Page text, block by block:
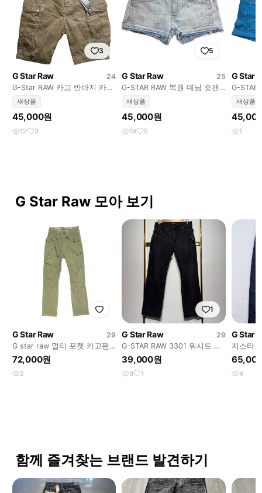
3
G Star Raw
24
G-Star RAW 카고 반바지 카키
색(24)
새상품
45,000원
12 3
5
G Star Raw
25
G-STAR RAW 복원 데님 숏팬
츠 연청(25)
새상품
45,000원
19 5
G Star
G-STAR
스판
새상품
1
G Star Raw 모아 보기
G Star Raw
29
G star raw 멀티 포켓 카고팬
츠
72,000원
2
1
G Star Raw
29
G-STAR RAW 3301 워시드 블
랙 워크 데님 W29/L32
39,000원
9 1
G Star
지스타
4
함께 즐겨찾는 브랜드 발견하기